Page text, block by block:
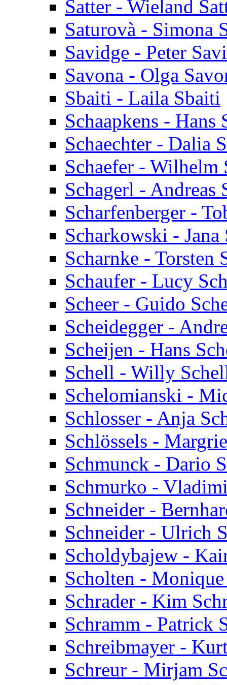
Satter - Wieland
Saturovà - Simona
Savidge - Peter
Savona - Olga
Sbaiti - Laila Sbaiti
Schaapkens - Hans
Schaechter - Dalia
Schaefer - Wilhelm
Schagerl - Andreas
Scharfenberger -
Scharkowski -
Scharnke - Torsten
Schaufer - Lucy
Scheer - Guido
Scheidegger -
Scheijen - Hans
Schell - Willy
Schelomianski -
Schlosser - Anja
Schlössels -
Schmunck - Dario
Schmurko -
Schneider -
Schneider - Ulrich
Scholdybajew -
Scholten -
Schrader - Kim
Schramm - Patrick
Schreibmayer -
Schreur - Mirjam